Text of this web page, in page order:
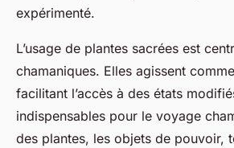
expérimenté.
L’usage de plantes sacrées est
chamaniques. Elles agissent
facilitant l’accès à des états
indispensables pour le voyage
des plantes, les objets de pouvoir,